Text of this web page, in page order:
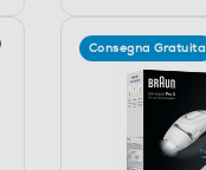
Consegna Gratuita